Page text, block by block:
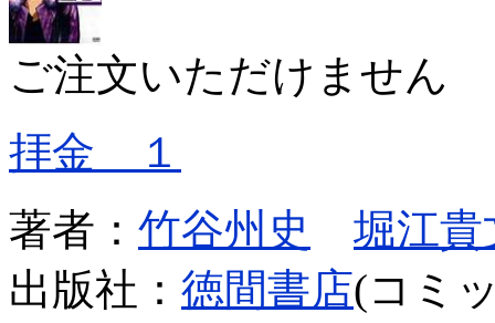
ご注文いただけません
拝金 １
著者： 竹谷州史
堀江貴
出版社： 徳間書店(コミ